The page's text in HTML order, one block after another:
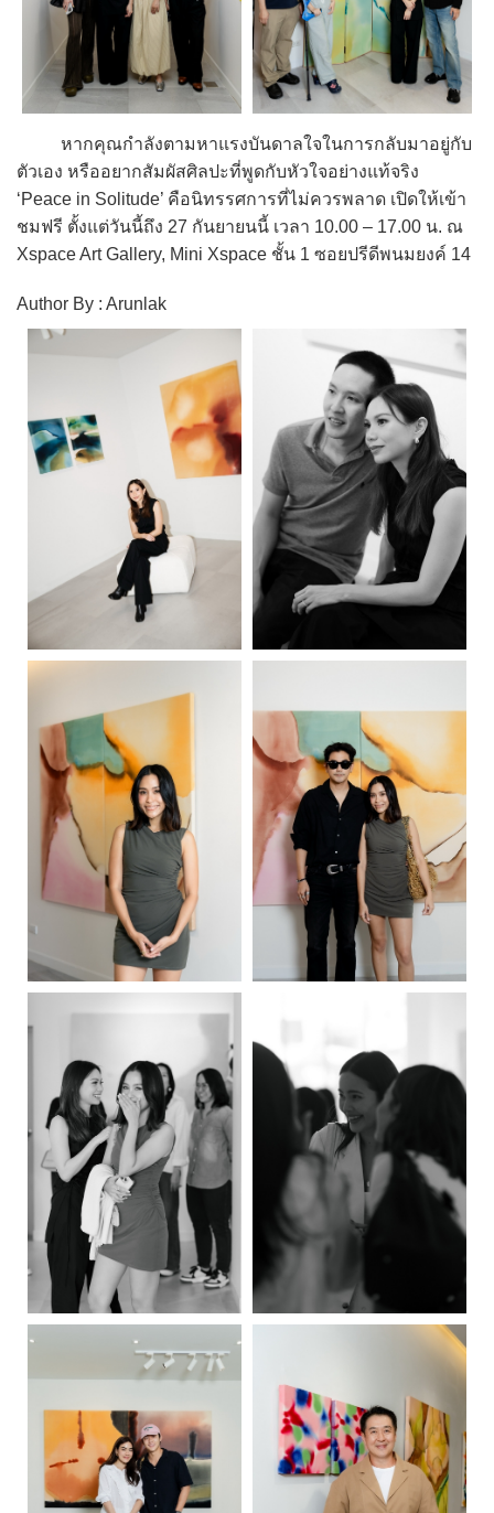
หากคุณกำลังตามหาแรงบันดาลใจในการกลับมาอยู่กับ
ตัวเอง หรืออยากสัมผัสศิลปะที่พูดกับหัวใจอย่างแท้จริง
‘Peace in Solitude’ คือนิทรรศการที่ไม่ควรพลาด เปิดให้เข้า
ชมฟรี ตั้งแต่วันนี้ถึง 27 กันยายนนี้ เวลา 10.00 – 17.00 น. ณ
Xspace Art Gallery, Mini Xspace ชั้น 1 ซอยปรีดีพนมยงค์ 14
Author By : Arunlak